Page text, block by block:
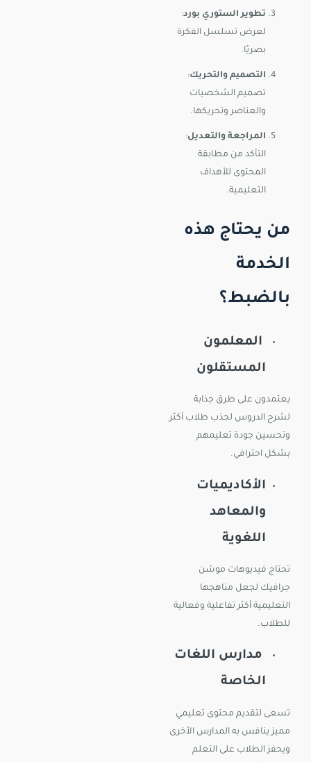
تطوير الستوري بورد:
لعرض تسلسل الفكرة
بصريًا.
التصميم والتحريك:
تصميم الشخصيات
والعناصر وتحريكها.
المراجعة والتعديل:
التأكد من مطابقة
المحتوى للأهداف
التعليمية.
من يحتاج هذه
الخدمة
بالضبط؟
المعلمون
المستقلون
يعتمدون على طرق جذابة
لشرح الدروس لجذب طلاب أكثر
وتحسين جودة تعليمهم
بشكل احترافي.
الأكاديميات
والمعاهد
اللغوية
تحتاج فيديوهات موشن
جرافيك لجعل مناهجها
التعليمية أكثر تفاعلية وفعالية
للطلاب.
مدارس اللغات
الخاصة
تسعى لتقديم محتوى تعليمي
مميز ينافس به المدارس الأخرى
ويحفز الطلاب على التعلم